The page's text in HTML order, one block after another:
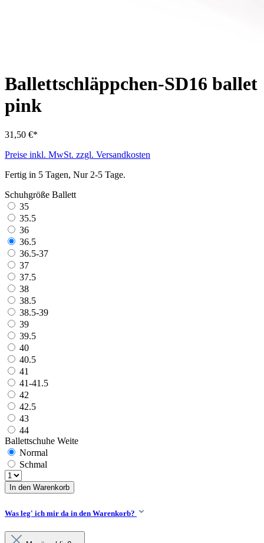
Ballettschläppchen-SD16 ballet
pink
31,50 €*
Preise inkl. MwSt. zzgl. Versandkosten
Fertig in 5 Tagen, Nur 2-5 Tage.
Schuhgröße Ballett
35
35.5
36
36.5
36.5-37
37
37.5
38
38.5
38.5-39
39
39.5
40
40.5
41
41-41.5
42
42.5
43
44
Ballettschuhe Weite
Normal
Schmal
In den Warenkorb
Was leg' ich mir da in den Warenkorb?